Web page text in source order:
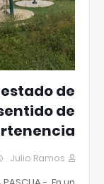
de
de
Julio Ramos